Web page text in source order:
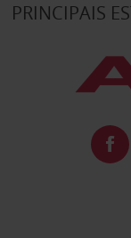
PRINCIPAIS